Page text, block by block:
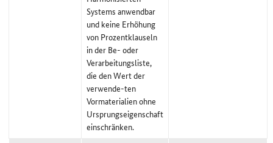
Systems anwendbar
und keine Erhöhung
von Prozentklauseln
in der Be- oder
Verarbeitungsliste,
die den Wert der
verwende-ten
Vormaterialien ohne
Ursprungseigenschaft
einschränken.